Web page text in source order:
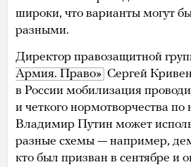
широки, что варианты могут
разными.
Директор правозащитной
Армия. Право» Сергей
в России мобилизация
и четкого нормотворчества по
Владимир Путин может
разные схемы — например,
кто был призван в сентябре и